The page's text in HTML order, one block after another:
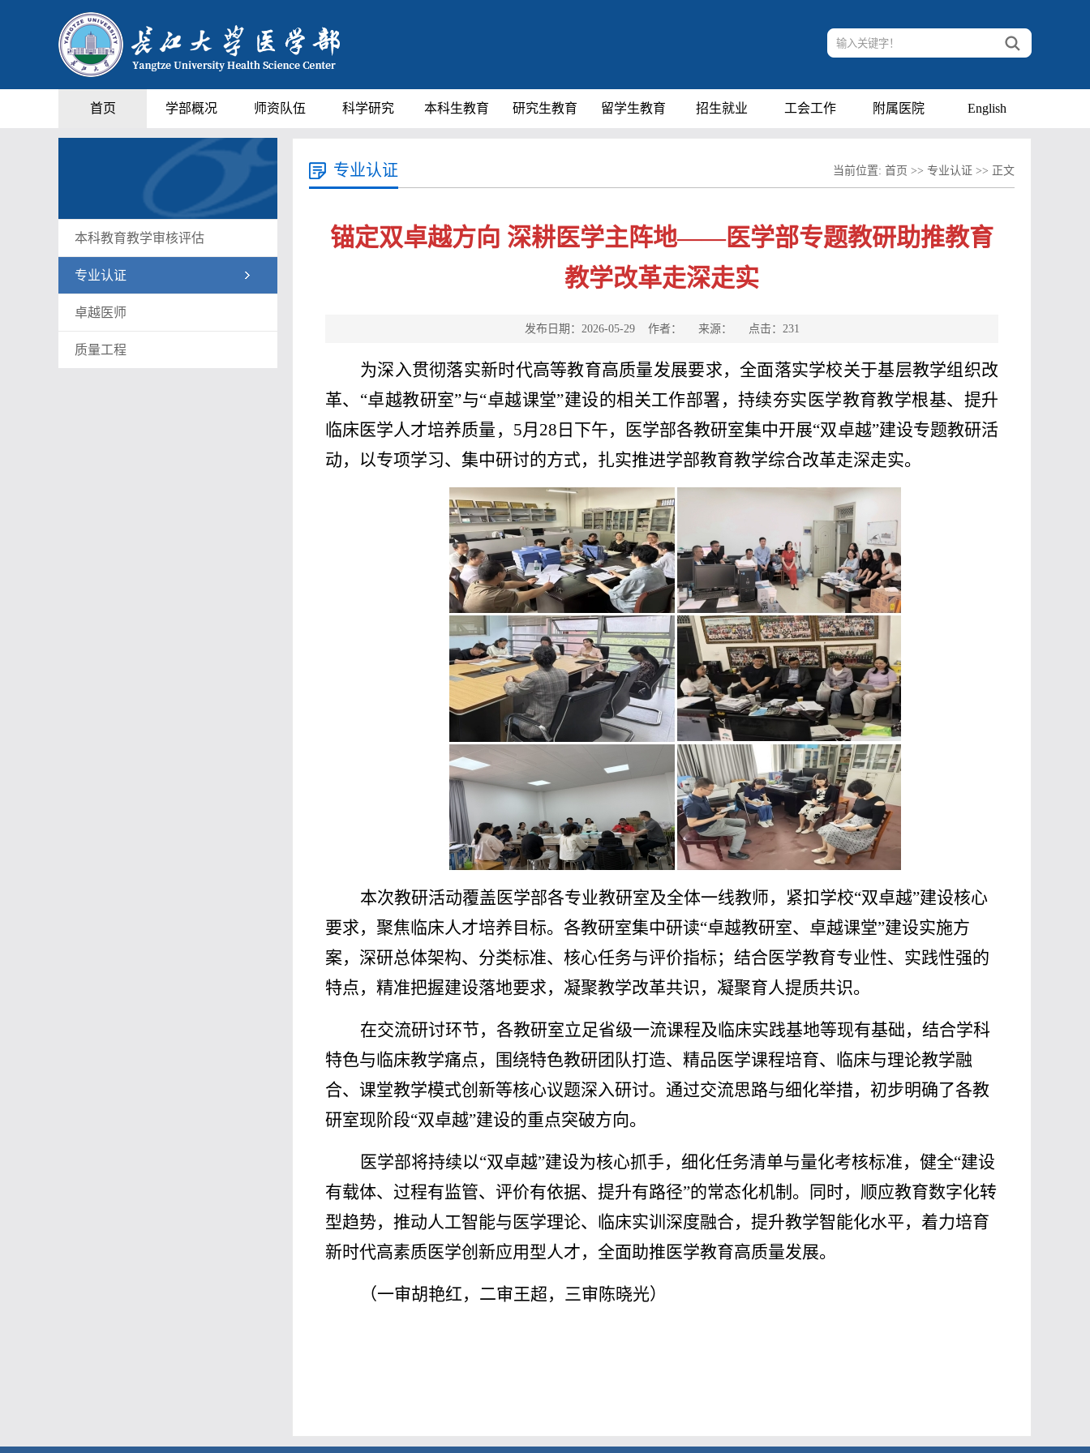
首页 学部概况 师资队伍 科学研究 本科生教育 研究生教育 留学生教育 招生就业 工会工作 附属医院 English
本科教育教学审核评估
专业认证
卓越医师
质量工程
专业认证 当前位置: 首页 >> 专业认证 >> 正文
锚定双卓越方向 深耕医学主阵地——医学部专题教研助推教育
教学改革走深走实
发布日期：2026-05-29 作者： 来源： 点击： 231
为深入贯彻落实新时代高等教育高质量发展要求，全面落实学校关于基层教学组织改
革、 “卓越教研室”与“卓越课堂”建设的相关工作部署，持续夯实医学教育教学根基、提升
临床医学人才培养质量，5月28日下午，医学部各教研室集中开展“双卓越”建设专题教研活
动，以专项学习、集中研讨的方式，扎实推进学部教育教学综合改革走深走实。
本次教研活动覆盖医学部各专业教研室及全体一线教师，紧扣学校“双卓越”建设核心
要求，聚焦临床人才培养目标。各教研室集中研读“卓越教研室、卓越课堂”建设实施方
案，深研总体架构、分类标准、核心任务与评价指标；结合医学教育专业性、实践性强的
特点，精准把握建设落地要求，凝聚教学改革共识，凝聚育人提质共识。
在交流研讨环节，各教研室立足省级一流课程及临床实践基地等现有基础，结合学科
特色与临床教学痛点，围绕特色教研团队打造、精品医学课程培育、临床与理论教学融
合、课堂教学模式创新等核心议题深入研讨。通过交流思路与细化举措，初步明确了各教
研室现阶段“双卓越”建设的重点突破方向。
医学部将持续以“双卓越”建设为核心抓手，细化任务清单与量化考核标准，健全“建设
有载体、过程有监管、评价有依据、 提升有路径”的常态化机制。同时，顺应教育数字化转
型趋势，推动人工智能与医学理论、临床实训深度融合，提升教学智能化水平，着力培育
新时代高素质医学创新应用型人才，全面助推医学教育高质量发展。
（一审胡艳红，二审王超，三审陈晓光）